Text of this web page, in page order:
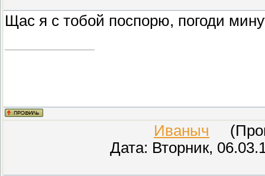
Щас я с тобой поспорю, погоди
Иваныч
Дата: Вторник,